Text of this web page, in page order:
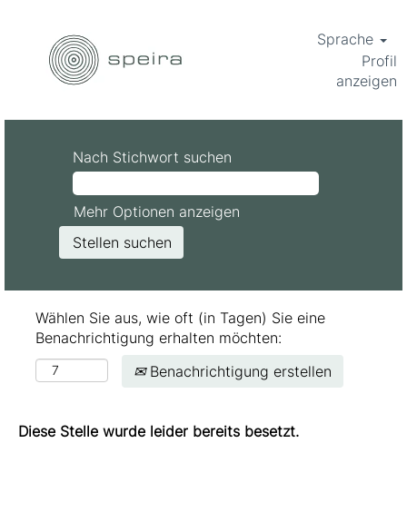
Sprache
Profil
anzeigen
Nach Stichwort suchen
Mehr Optionen anzeigen
Wählen Sie aus, wie oft (in Tagen) Sie eine
Benachrichtigung erhalten möchten:
Benachrichtigung erstellen
Diese Stelle wurde leider bereits besetzt.